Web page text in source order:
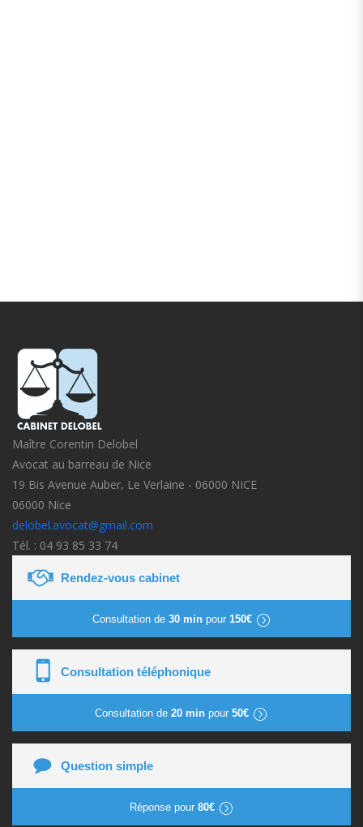
Maître Corentin Delobel
Avocat au barreau de Nice
19 Bis Avenue Auber, Le Verlaine - 06000 NICE
06000 Nice
delobel.avocat@gmail.com
Tél. : 04 93 85 33 74
Rendez-vous cabinet
Consultation de 30 minpour 150€
Consultation téléphonique
Consultation de 20 min pour 50€
Question simple
Réponse pour 80€